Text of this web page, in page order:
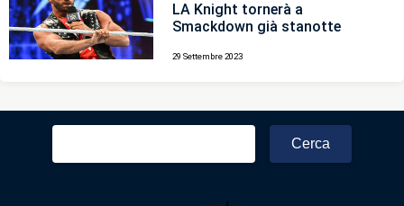
LA Knight tornerà a
Smackdown già stanotte
29 Settembre 2023
Ricerca